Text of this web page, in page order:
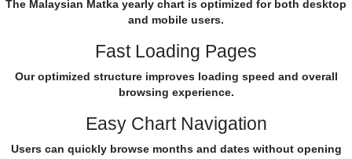
The Malaysian Matka yearly chart is optimized for both desktop
and mobile users.
Fast Loading Pages
Our optimized structure improves loading speed and overall
browsing experience.
Easy Chart Navigation
Users can quickly browse months and dates without opening